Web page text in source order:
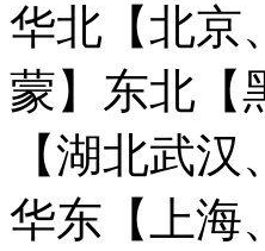
华北【北京
蒙】 东北【
【湖北武
华东【上海